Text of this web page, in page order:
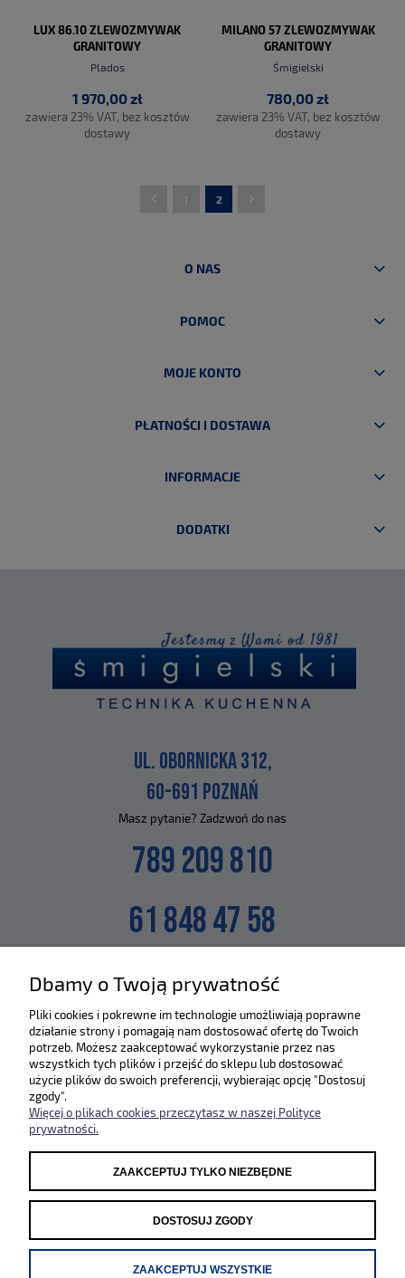
LUX 86.10 ZLEWOZMYWAK
GRANITOWY
Plados
1 970,00 zł
zawiera 23% VAT, bez kosztów
dostawy
MILANO 57 ZLEWOZMYWAK
GRANITOWY
Śmigielski
780,00 zł
zawiera 23% VAT, bez kosztów
dostawy
2
O NAS
POMOC
MOJE KONTO
PŁATNOŚCI I DOSTAWA
INFORMACJE
DODATKI
UL. OBORNICKA 312,
60-691 POZNAŃ
Masz pytanie? Zadzwoń do nas
789 209 810
61 848 47 58
SKLEP@ZLEWOZMYWAKI.PL
Poznaj nas bliżej :)
WWW.SYSTEMCERAM.PL|WWW.REGINOX.PL
Dbamy o Twoją prywatność
Pliki cookies i pokrewne im technologie umożliwiają poprawne
działanie strony i pomagają nam dostosować ofertę do Twoich
potrzeb. Możesz zaakceptować wykorzystanie przez nas
wszystkich tych plików i przejść do sklepu lub dostosować
użycie plików do swoich preferencji, wybierając opcję "Dostosuj
zgody".
Więcej o plikach cookies przeczytasz w naszej Polityce
prywatności.
ZAAKCEPTUJ TYLKO NIEZBĘDNE
DOSTOSUJ ZGODY
ZAAKCEPTUJ WSZYSTKIE